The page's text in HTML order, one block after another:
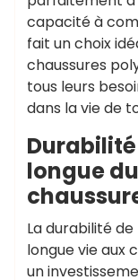
capacité à
fait un choix
chaussures
tous leurs
dans la vie de
longue
La durabilité
longue vie aux
un